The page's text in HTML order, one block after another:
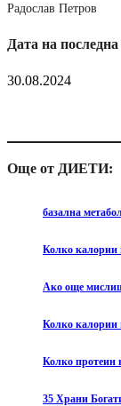
Радослав Петров
Дата на
30.08.2024
Още от ДИЕТИ:
базална
Колко калории
Ако още
Колко калории
Колко протеин
35 Храни